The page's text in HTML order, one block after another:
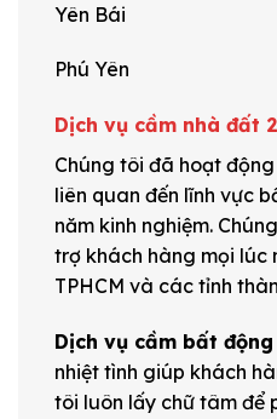
Yên Bái
Phú Yên
Dịch vụ cầm nhà đất
Chúng tôi đã hoạt
liên quan đến lĩnh vực
năm kinh nghiệm.
trợ khách hàng mọi lúc
TPHCM và các tỉnh
Dịch vụ cầm bất
nhiệt tình giúp khách
tôi luôn lấy chữ tâm để